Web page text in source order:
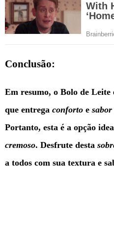
Conclusão:
Em resumo, o Bolo de Leite
que entrega conforto e sabor
Portanto, esta é a opção
cremoso. Desfrute desta
a todos com sua textura e